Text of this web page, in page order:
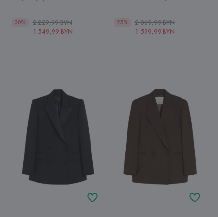
30%
2 229,99 BYN
1 549,99 BYN
25%
2 069,99 BYN
1 599,99 BYN